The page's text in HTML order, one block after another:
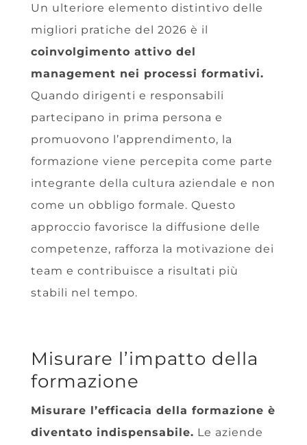
Un ulteriore elemento distintivo delle
migliori pratiche del 2026 è il
coinvolgimento attivo del
management nei processi formativi.
Quando dirigenti e responsabili
partecipano in prima persona e
promuovono l’apprendimento, la
formazione viene percepita come parte
integrante della cultura aziendale e non
come un obbligo formale. Questo
approccio favorisce la diffusione delle
competenze, rafforza la motivazione dei
team e contribuisce a risultati più
stabili nel tempo.
Misurare l’impatto della
formazione
Misurare l’efficacia della formazione è
diventato indispensabile. Le aziende